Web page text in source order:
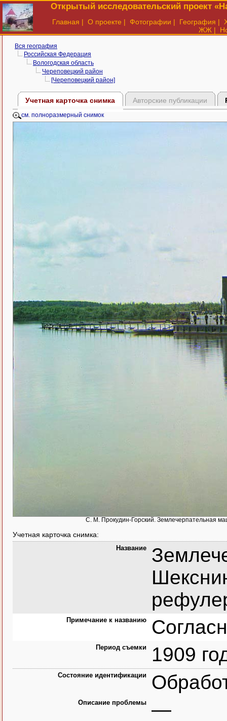
Открытый исследовательский проект
Главная | О проекте | Фотографии | География |
ЖЖ |
Вся география
Российская Федерация
Вологодская область
Череповецкий район
[Череповецкий район]
Учетная карточка снимка Авторские публикации
см. полноразмерный снимок
С. М. Прокудин-Горский. Землечерпательная
Учетная карточка снимка:
Название
Примечание к названию
Период съемки 1909
Состояние идентификации
Описание проблемы —